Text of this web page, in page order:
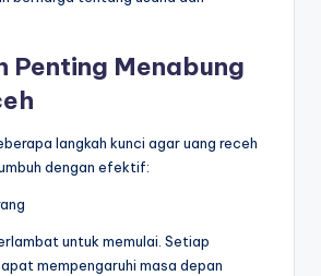
Penting Menabung
langkah kunci agar uang receh
dengan efektif:
untuk memulai. Setiap
mempengaruhi masa depan